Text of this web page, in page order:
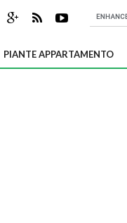
PIANTE APPARTAMENTO